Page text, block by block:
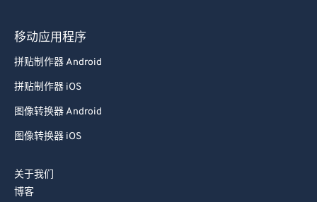
移动应用程序
拼贴制作器 Android
拼贴制作器 iOS
图像转换器 Android
图像转换器 iOS
关于我们
博客